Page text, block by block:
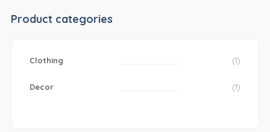
Product categories
Clothing (1)
Decor (1)